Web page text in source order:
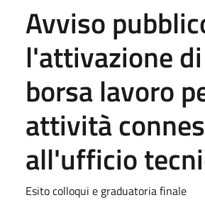
Avviso
l'attivazione
borsa lavoro
attività
all'ufficio
Esito colloqui e graduatoria finale